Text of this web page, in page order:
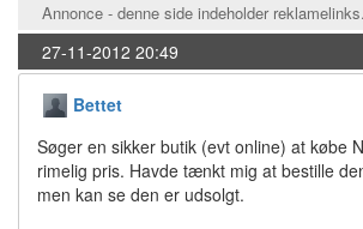
Annonce - denne side indeholder reklamelinks.
27-11-2012 20:49
Bettet
Søger en sikker butik (evt online) at købe
rimelig pris. Havde tænkt mig at bestille
men kan se den er udsolgt.